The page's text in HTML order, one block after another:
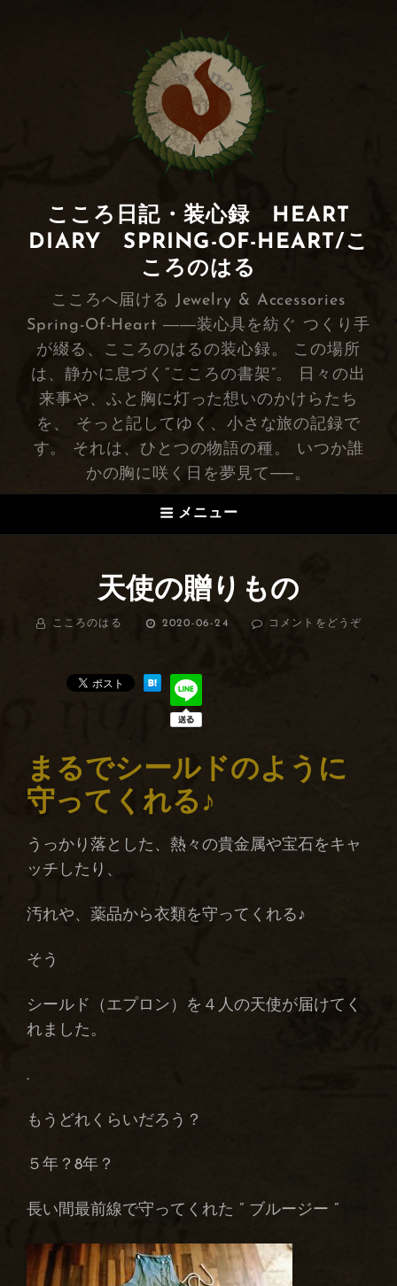
こころ日記・装心録 HEART
DIARY SPRING-OF-HEART/こ
ころのはる
こころへ届ける Jewelry & Accessories
Spring-Of-Heart ――装心具を紡ぐ つくり手
が綴る、こころのはるの装心録。 この場所
は、静かに息づく“こころの書架”。 日々の出
来事や、ふと胸に灯った想いのかけらたち
を、 そっと記してゆく、小さな旅の記録で
す。 それは、ひとつの物語の種。 いつか誰
かの胸に咲く日を夢見て──。
メニュー
天使の贈りもの
BY こころのはる
投
2020-06-24 コメントをどうぞ
まるでシールドのように
守ってくれる♪
うっかり落とした、熱々の貴金属や宝石をキャ
ッチしたり、
汚れや、薬品から衣類を守ってくれる♪
そう
シールド（エプロン）を４人の天使が届けてく
れました。
.
もうどれくらいだろう？
５年？8年？
長い間最前線で守ってくれた ” ブルージー ”